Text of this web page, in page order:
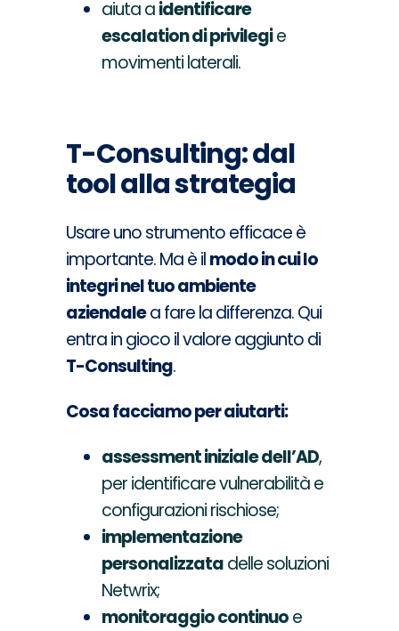
aiuta aidentificare
escalation di privilegie
movimenti laterali.
T-Consulting: dal
tool alla strategia
Usare uno strumento efficace è
importante. Ma è ilmodo in cui lo
integri nel tuo ambiente
aziendalea fare la differenza. Qui
entra in gioco il valore aggiunto di
T-Consulting.
Cosa facciamo per aiutarti:
assessment iniziale dell’AD,
per identificare vulnerabilità e
configurazioni rischiose;
implementazione
personalizzatadelle soluzioni
Netwrix;
monitoraggio continuoe